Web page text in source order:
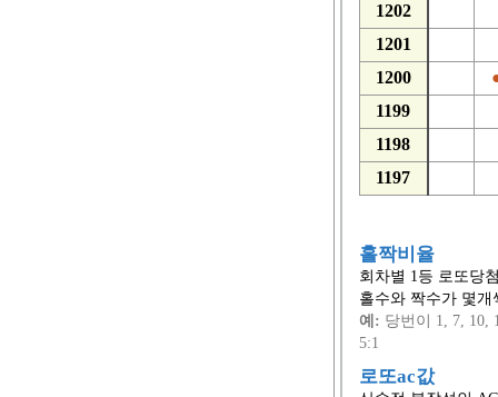
1202
1201
1200
1199
1198
1197
홀짝비율
회차별 1등 로또당
홀수와 짝수가 몇
예: 당번이 1, 7, 10,
5:1
로또ac값